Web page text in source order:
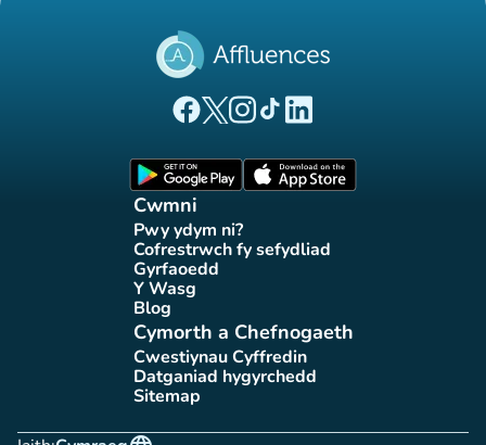
(tab newydd)
(tab newydd)
(tab newydd)
(tab newydd)
(tab newydd)
Cwmni
Pwy ydym ni?
(tab newydd)
Cofrestrwch fy sefydliad
(tab newydd)
Gyrfaoedd(tab newydd)
Y Wasg(tab newydd)
Blog(tab newydd)
Cymorth a Chefnogaeth
Cwestiynau Cyffredin
(tab newydd)
Datganiad hygyrchedd
(tab newydd)
Sitemap(tab newydd)